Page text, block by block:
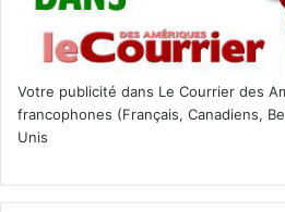
Votre publicité dans Le Courrier des
francophones (Français, Canadiens,
Unis